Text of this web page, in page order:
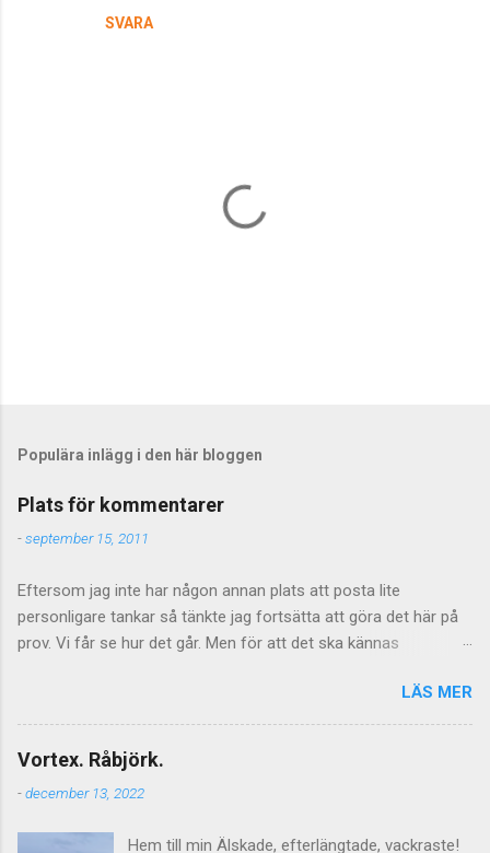
SVARA
c
e
n
m
m
n
Populära inlägg i den här bloggen
Plats för kommentarer
-september 15, 2011
Eftersom jag inte har någon annan plats att posta lite
personligare tankar så tänkte jag fortsätta att göra det här på
prov. Vi får se hur det går. Men för att det ska kännas
ha något litet med saken att göra. Vilket föranleder mig att
tillfälligtvis stänga av kommentarerna för de mer personliga
inläggen. Jag vill inte stänga av kommentarer helt och hållet
eftersom jag tycker att de är givande som helhet och även om
tongångarna ibland blir hårda så kan de ge upphov till mycket
LÄS MER
Vortex. Råbjörk.
-december 13, 2022
Hem till min Älskade, efterlängtade, vackraste!